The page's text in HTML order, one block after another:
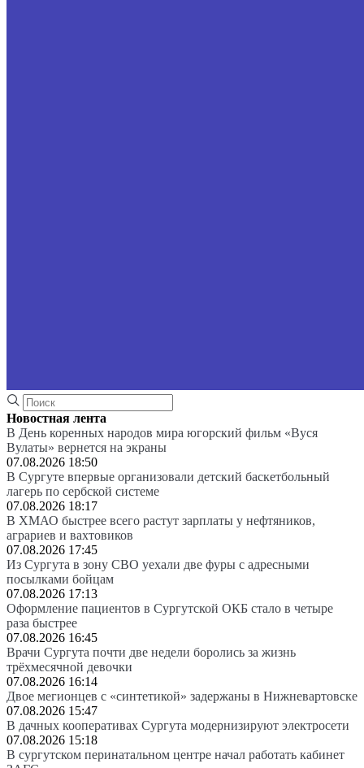
Новостная лента
В День коренных народов мира югорский фильм «Вуся
Вулаты» вернется на экраны
07.08.2026 18:50
В Сургуте впервые организовали детский баскетбольный
лагерь по сербской системе
07.08.2026 18:17
В ХМАО быстрее всего растут зарплаты у нефтяников,
аграриев и вахтовиков
07.08.2026 17:45
Из Сургута в зону СВО уехали две фуры с адресными
посылками бойцам
07.08.2026 17:13
Оформление пациентов в Сургутской ОКБ стало в четыре
раза быстрее
07.08.2026 16:45
Врачи Сургута почти две недели боролись за жизнь
трёхмесячной девочки
07.08.2026 16:14
Двое мегионцев с «синтетикой» задержаны в Нижневартовске
07.08.2026 15:47
В дачных кооперативах Сургута модернизируют электросети
07.08.2026 15:18
В сургутском перинатальном центре начал работать кабинет